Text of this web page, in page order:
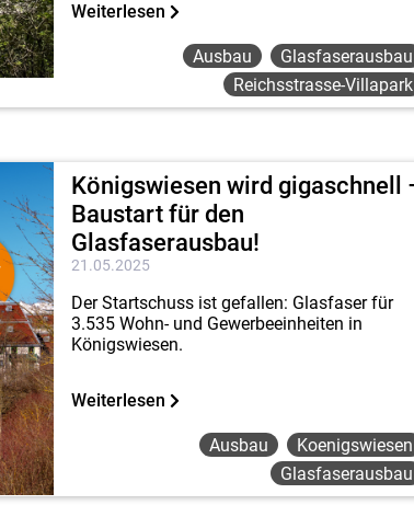
Weiterlesen
Ausbau
Glasfaserausbau
Reichsstrasse-Villapark
Königswiesen wird gigaschnell
Baustart für den
Glasfaserausbau!
21.05.2025
Der Startschuss ist gefallen: Glasfaser für
3.535 Wohn- und Gewerbeeinheiten in
Königswiesen.
Weiterlesen
Ausbau
Koenigswiesen
Glasfaserausbau